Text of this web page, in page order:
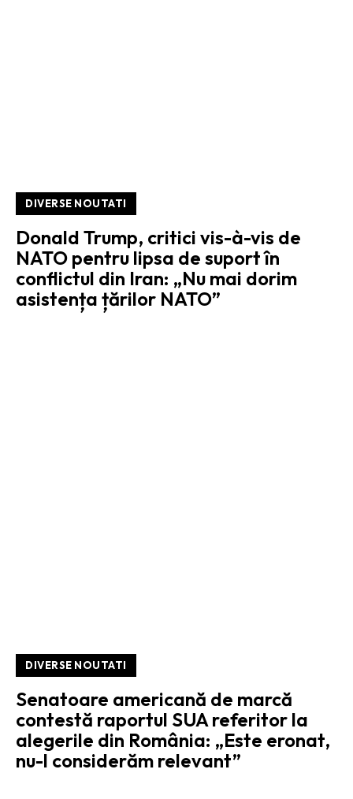
DIVERSE NOUTATI
Donald Trump, critici vis-à-vis de
NATO pentru lipsa de suport în
conflictul din Iran: „Nu mai dorim
asistența țărilor NATO”
DIVERSE NOUTATI
Senatoare americană de marcă
contestă raportul SUA referitor la
alegerile din România: „Este eronat,
nu-l considerăm relevant”